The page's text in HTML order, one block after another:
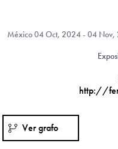
México04 Oct, 2024 - 04 Nov,
http://
Ver grafo